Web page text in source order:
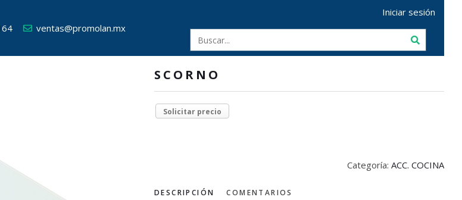
ventas@promolan.mx
Iniciar sesión
SCORNO
Solicitar precio
Categoría: ACC. COCINA
DESCRIPCIÓN COMENTARIOS